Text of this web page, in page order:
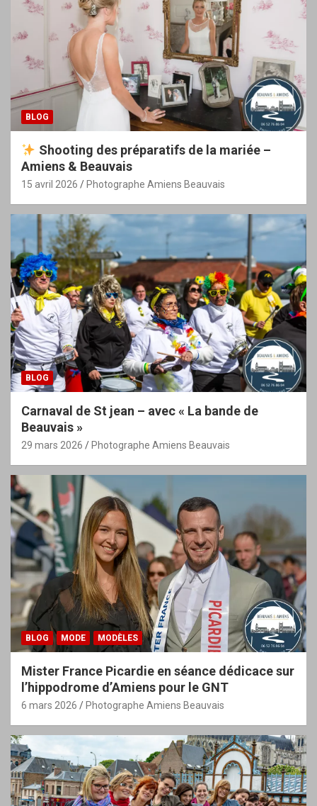
BLOG
Shooting des préparatifs de la mariée –
Amiens & Beauvais
15 avril 2026 Photographe Amiens Beauvais
BLOG
Carnaval de St jean – avec « La bande de
Beauvais »
29 mars 2026 Photographe Amiens Beauvais
BLOG MODE MODÈLES
Mister France Picardie en séance dédicace sur
l’hippodrome d’Amiens pour le GNT
6 mars 2026 Photographe Amiens Beauvais